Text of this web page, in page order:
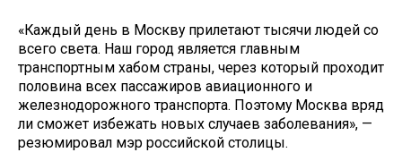
«Каждый день в Москву прилетают тысячи людей со
всего света. Наш город является главным
транспортным хабом страны, через который проходит
половина всех пассажиров авиационного и
железнодорожного транспорта. Поэтому Москва вряд
ли сможет избежать новых случаев заболевания», —
резюмировал мэр российской столицы.